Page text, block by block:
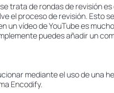
trata de rondas de revisión
el proceso de revisión. Esto
un vídeo de YouTube es
puedes añadir un
mediante el uso de una
Encodify.